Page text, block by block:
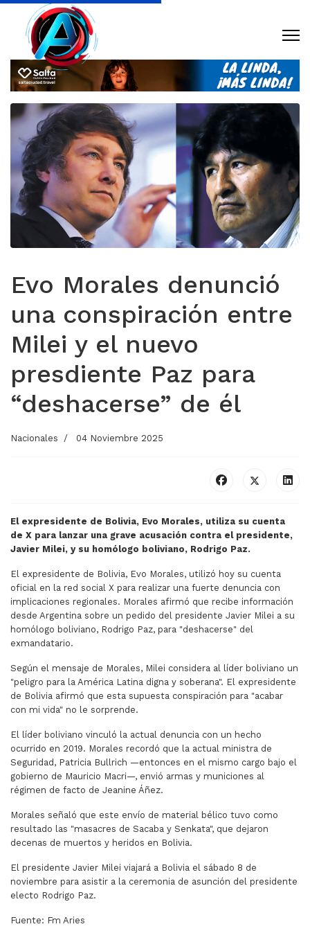
Evo Morales denunció
una conspiración entre
Milei y el nuevo
presdiente Paz para
“deshacerse” de él
Nacionales 04 Noviembre 2025
El expresidente de Bolivia, Evo Morales, utiliza su cuenta
de X para lanzar una grave acusación contra el presidente,
Javier Milei, y su homólogo boliviano, Rodrigo Paz.
El expresidente de Bolivia, Evo Morales, utilizó hoy su cuenta
oficial en la red social X para realizar una fuerte denuncia con
implicaciones regionales. Morales afirmó que recibe información
desde Argentina sobre un pedido del presidente Javier Milei a su
homólogo boliviano, Rodrigo Paz, para "deshacerse" del
exmandatario.
Según el mensaje de Morales, Milei considera al líder boliviano un
"peligro para la América Latina digna y soberana". El expresidente
de Bolivia afirmó que esta supuesta conspiración para "acabar
con mi vida" no le sorprende.
El líder boliviano vinculó la actual denuncia con un hecho
ocurrido en 2019. Morales recordó que la actual ministra de
Seguridad, Patricia Bullrich —entonces en el mismo cargo bajo el
gobierno de Mauricio Macri—, envió armas y municiones al
régimen de facto de Jeanine Áñez.
Morales señaló que este envío de material bélico tuvo como
resultado las "masacres de Sacaba y Senkata", que dejaron
decenas de muertos y heridos en Bolivia.
El presidente Javier Milei viajará a Bolivia el sábado 8 de
noviembre para asistir a la ceremonia de asunción del presidente
electo Rodrigo Paz.
Fuente: Fm Aries